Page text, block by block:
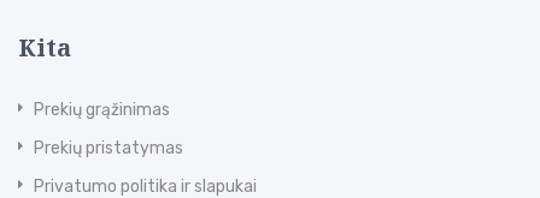
Kita
Prekių grąžinimas
Prekių pristatymas
Privatumo politika ir slapukai